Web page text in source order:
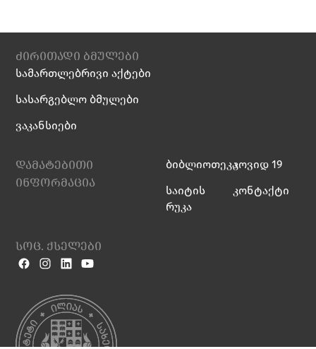
ძირითადი ბმულები
სამართლებრივი აქტები
სასარგებლო ბმულები
ვაკანსიები
დამატებითი
ინფორმაცია
ბიბლიოთეკა
საიტის
რუკა
კოვიდ 19
კონტაქტი
სოც. ქსელები